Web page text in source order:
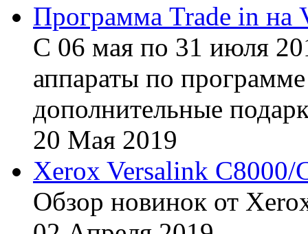
Программа Trade in на
С 06 мая по 31 июля
аппараты по
дополнительные
20 Мая 2019
Xerox Versalink C8000/
Обзор новинок от